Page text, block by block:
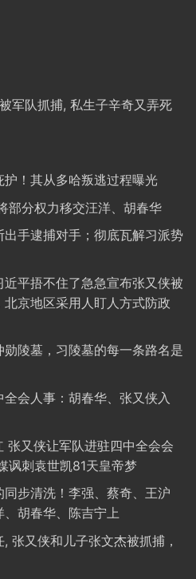
军队抓捕, 私生子辛奇又弄死
！其从多哈叛逃过程曝光
部分权力移交汪洋、胡春华
手逮捕对手；彻底瓦解习派势
平捂不住了急急宣布张又侠被
京地区采用人盯人方式防政
陵墓，习陵墓的每一条路名是
会人事：胡春华、张又侠入
张又侠让军队进驻四中全会会
讽刺袁世凯81天皇帝梦
步清洗！李强、蔡奇、王沪
胡春华、陈吉宁上
张又侠和儿子张文杰被抓捕，